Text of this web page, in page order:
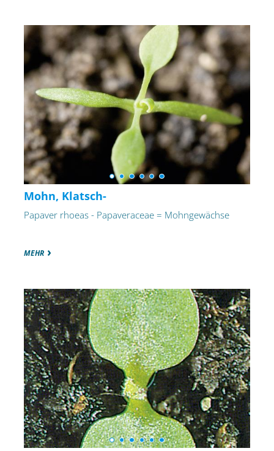
Mohn, Klatsch-
Papaver rhoeas - Papaveraceae = Mohngewächse
MEHR